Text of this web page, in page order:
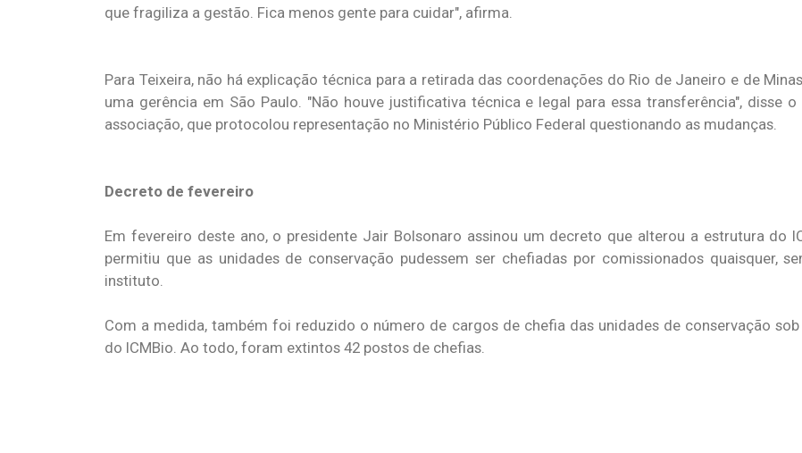
que fragiliza a gestão. Fica menos gente para cuidar", afirma.
Para Teixeira, não há explicação técnica para a retirada das coordenações do Rio de Janeiro e de
uma gerência em São Paulo. "Não houve justificativa técnica e legal para essa transferência", disse o
associação, que protocolou representação no Ministério Público Federal questionando as mudanças.
Decreto de fevereiro
Em fevereiro deste ano, o presidente Jair Bolsonaro assinou um decreto que alterou a estrutura do
permitiu que as unidades de conservação pudessem ser chefiadas por comissionados quaisquer,
instituto.
Com a medida, também foi reduzido o número de cargos de chefia das unidades de conservação
do ICMBio. Ao todo, foram extintos 42 postos de chefias.